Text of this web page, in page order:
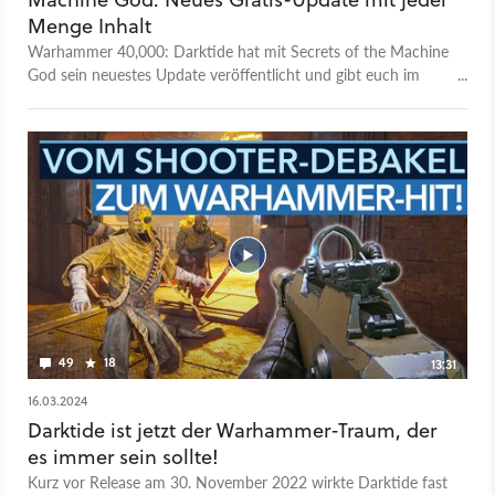
Zudem gibt es unter anderem eine neue Karte und neue
Missionsziele. Unlocked & Loaded erscheint am 26. September
2024.
Menge Inhalt
Warhammer 40,000: Darktide hat mit Secrets of the Machine
God sein neuestes Update veröffentlicht und gibt euch im
Adeptus Mechanicus Foundryplex wiederbeleben müsst.
Dafür könnt ihr auch neue Waffen einsetzen. Das Update
Secrets of the Machine God könnt ihr bereits spielen. Mehr
Infos zum Update gibt es auf Steam.
49 18
13:31
16.03.2024
Darktide ist jetzt der Warhammer-Traum, der
es immer sein sollte!
Kurz vor Release am 30. November 2022 wirkte Darktide fast